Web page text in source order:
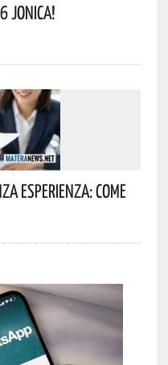
Jonica!
Esperienza: Come